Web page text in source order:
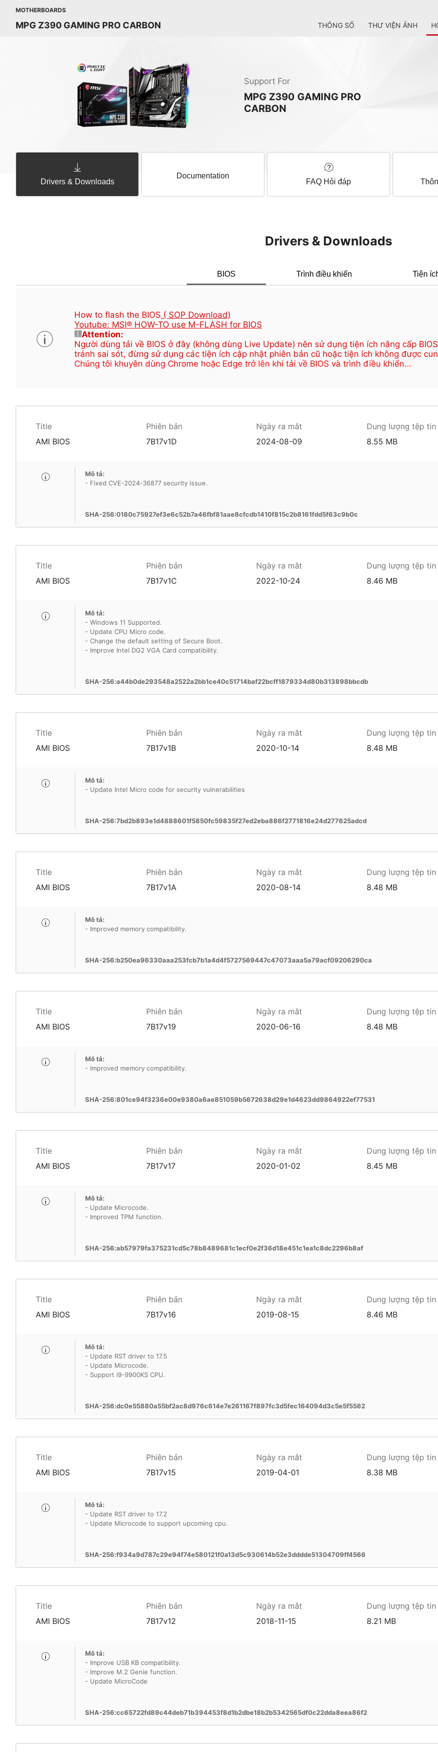
MOTHERBOARDS
MPG Z390 GAMING PRO CARBON THÔNG SỐ THƯ VIỆN ẢNH
Support For
MPG Z390 GAMING PRO
CARBON
Drivers & Downloads
Documentation
FAQ Hỏi đáp
Drivers & Downloads
BIOS Trình điều khiển Tiện
How to flash the BIOS ( SOP Download)
Youtube: MSI® HOW-TO use M-FLASH for BIOS
Attention:
Người dùng tải về BIOS ở đây (không dùng Live Update) nên sử dụng tiện ích nâng cấp
tránh sai sót, đừng sử dụng các tiện ích cập nhật phiên bản cũ hoặc tiện ích không được
Chúng tôi khuyên dùng Chrome hoặc Edge trở lên khi tải về BIOS và trình điều khiển...
Title Phiên bản Ngày ra mắt Dung lượng tệp tin
AMI BIOS 7B17v1D 2024-08-09 8.55 MB
Mô tả:
- Fixed CVE-2024-36877 security issue.
SHA-256:0180c75927ef3e6c52b7a46fbf81aae8cfcdb1410f815c2b8161fdd5f63c9b0c
Title Phiên bản Ngày ra mắt Dung lượng tệp tin
AMI BIOS 7B17v1C 2022-10-24 8.46 MB
Mô tả:
- Windows 11 Supported.
- Update CPU Micro code.
- Change the default setting of Secure Boot.
- Improve Intel DG2 VGA Card compatibility.
SHA-256:a44b0de293548a2522a2bb1ce40c51714baf22bcff1879334d80b313898bbcdb
Title Phiên bản Ngày ra mắt Dung lượng tệp tin
AMI BIOS 7B17v1B 2020-10-14 8.48 MB
Mô tả:
- Update Intel Micro code for security vulnerabilities
SHA-256:7bd2b893e1d4888601f5850fc59835f27ed2eba886f2771816e24d277625adcd
Title Phiên bản Ngày ra mắt Dung lượng tệp tin
AMI BIOS 7B17v1A 2020-08-14 8.48 MB
Mô tả:
- Improved memory compatibility.
SHA-256:b250ea96330aaa253fcb7b1a4d4f5727569447c47073aaa5a79acf09206290ca
Title Phiên bản Ngày ra mắt Dung lượng tệp tin
AMI BIOS 7B17v19 2020-06-16 8.48 MB
Mô tả:
- Improved memory compatibility.
SHA-256:801ce94f3236e00e9380a6ae851059b5672638d29e1d4623dd9864922ef77531
Title Phiên bản Ngày ra mắt Dung lượng tệp tin
AMI BIOS 7B17v17 2020-01-02 8.45 MB
Mô tả:
- Update Microcode.
- Improved TPM function.
SHA-256:ab57979fa375231cd5c78b8489681c1ecf0e2f36d18e451c1ea1c8dc2296b8af
Title Phiên bản Ngày ra mắt Dung lượng tệp tin
AMI BIOS 7B17v16 2019-08-15 8.46 MB
Mô tả:
- Update RST driver to 17.5
- Update Microcode.
- Support i9-9900KS CPU.
SHA-256:dc0e55880a55bf2ac8d976c614e7e261167f897fc3d5fec164094d3c5e5f5562
Title Phiên bản Ngày ra mắt Dung lượng tệp tin
AMI BIOS 7B17v15 2019-04-01 8.38 MB
Mô tả:
- Update RST driver to 17.2
- Update Microcode to support upcoming cpu.
SHA-256:f934a9d787c29e94f74e580121f0a13d5c930614b52e3dddde51304709ff4566
Title Phiên bản Ngày ra mắt Dung lượng tệp tin
AMI BIOS 7B17v12 2018-11-15 8.21 MB
Mô tả:
- Improve USB KB compatibility.
- Improve M.2 Genie function.
- Update MicroCode
SHA-256:cc65722fd89c44deb71b394453f8d1b2dbe18b2b5342565df0c22dda8eea86f2